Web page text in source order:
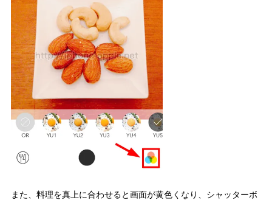
また、料理を真上に合わせると画面が黄色くなり、シャッターボ